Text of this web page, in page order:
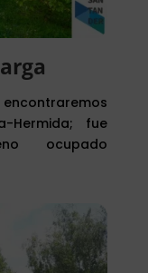
encontraremos
Hermida; fue
ocupado